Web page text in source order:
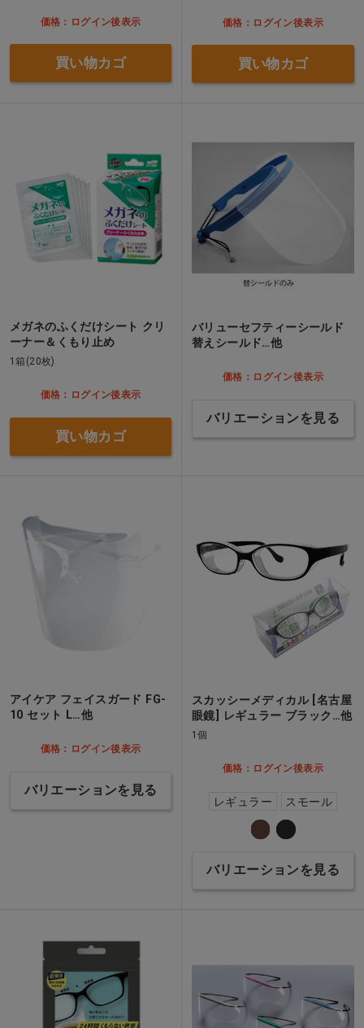
価格：ログイン後表示
買い物カゴ
価格：ログイン後表示
買い物カゴ
メガネのふくだけシート クリ
ーナー＆くもり止め
1箱(20枚)
価格：ログイン後表示
買い物カゴ
バリューセフティーシールド
替えシールド…他
価格：ログイン後表示
バリエーションを見る
アイケア フェイスガード FG-
10 セット L…他
価格：ログイン後表示
バリエーションを見る
スカッシーメディカル [名古屋
眼鏡] レギュラー ブラック…他
1個
価格：ログイン後表示
レギュラー スモール
バリエーションを見る